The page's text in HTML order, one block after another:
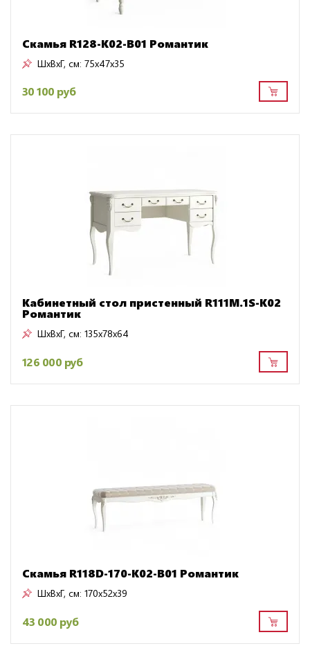
Скамья R128-K02-B01 Романтик
ШxВxГ, см: 75x47x35
30 100 руб
Кабинетный стол пристенный R111M.1S-K02
Романтик
ШxВxГ, см: 135x78x64
126 000 руб
Скамья R118D-170-K02-B01 Романтик
ШxВxГ, см: 170x52x39
43 000 руб